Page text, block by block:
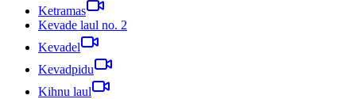
Ketramas
Kevade laul no. 2
Kevadel
Kevadpidu
Kihnu laul